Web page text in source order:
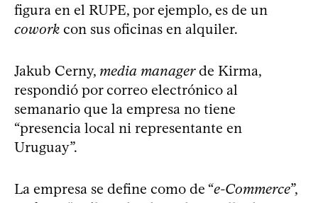
figura en el RUPE, por ejemplo, es de un
cowork con sus oficinas en alquiler.
Jakub Cerny, media managerde Kirma,
respondió por correo electrónico al
semanario que la empresa no tiene
“presencia local ni representante en
Uruguay”.
La empresa se define como de “e-Commerce”,